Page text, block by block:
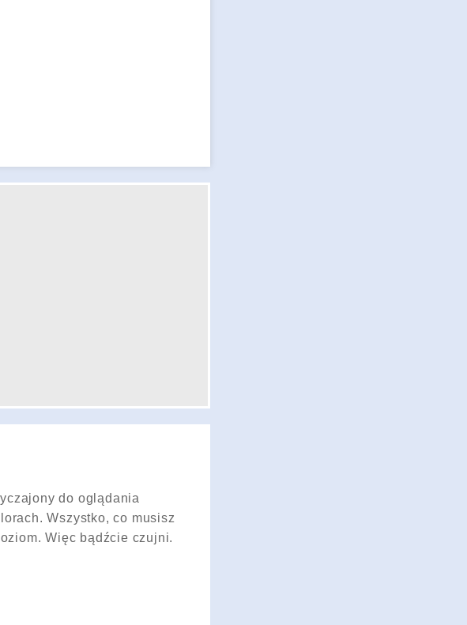
do oglądania
Wszystko, co musisz
Więc bądźcie czujni.